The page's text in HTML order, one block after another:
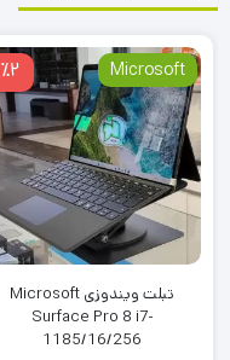
٪2 Microsoft
تبلت ویندوزی Microsoft
Surface Pro 8 i7-
1185/16/256